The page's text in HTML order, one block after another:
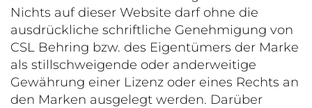
Nichts auf dieser Website darf ohne die
ausdrückliche schriftliche Genehmigung von
CSL Behring bzw. des Eigentümers der Marke
als stillschweigende oder anderweitige
Gewährung einer Lizenz oder eines Rechts an
den Marken ausgelegt werden. Darüber